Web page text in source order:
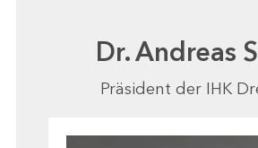
Dr. Andreas
Präsident der IHK